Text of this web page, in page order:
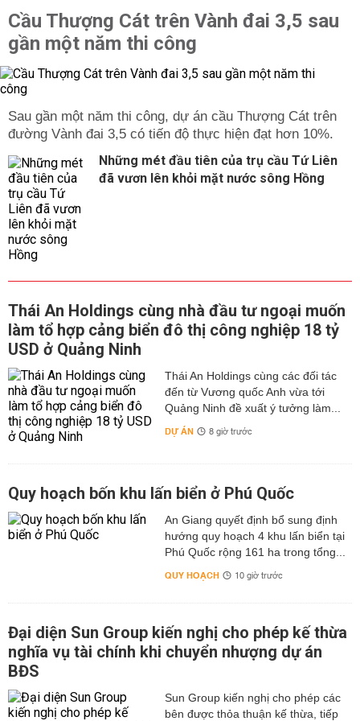
Cầu Thượng Cát trên Vành đai 3,5 sau
gần một năm thi công
Sau gần một năm thi công, dự án cầu Thượng Cát trên
đường Vành đai 3,5 có tiến độ thực hiện đạt hơn 10%.
Những mét đầu tiên của trụ cầu Tứ Liên
đã vươn lên khỏi mặt nước sông Hồng
Thái An Holdings cùng nhà đầu tư ngoại muốn
làm tổ hợp cảng biển đô thị công nghiệp 18 tỷ
USD ở Quảng Ninh
Thái An Holdings cùng các đối tác
đến từ Vương quốc Anh vừa tới
Quảng Ninh đề xuất ý tưởng làm...
DỰ ÁN 8 giờ trước
Quy hoạch bốn khu lấn biển ở Phú Quốc
An Giang quyết định bổ sung định
hướng quy hoạch 4 khu lấn biển tại
Phú Quốc rộng 161 ha trong tổng...
QUY HOẠCH 10 giờ trước
Đại diện Sun Group kiến nghị cho phép kế thừa
nghĩa vụ tài chính khi chuyển nhượng dự án
BĐS
Sun Group kiến nghị cho phép các
bên được thỏa thuận kế thừa, tiếp